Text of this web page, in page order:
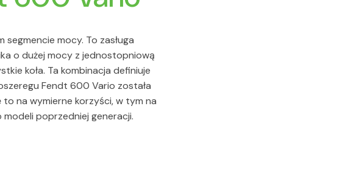
mocy. To zasługa
o dużej mocy z jednostopniową
koła. Ta kombinacja definiuje
Fendt 600 Vario została
to na wymierne korzyści, w tym na
poprzedniej generacji.